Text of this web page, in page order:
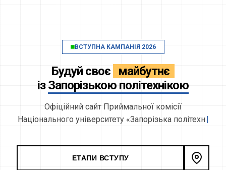
ВСТУПНА КАМПАНІЯ 2026
Будуй своє
майбутнє
ізЗапорізькою політехнікою
Офіційний сайт Приймальної комісії
Національ ного університету «Запорі зька
ЕТАПИ ВСТУПУ